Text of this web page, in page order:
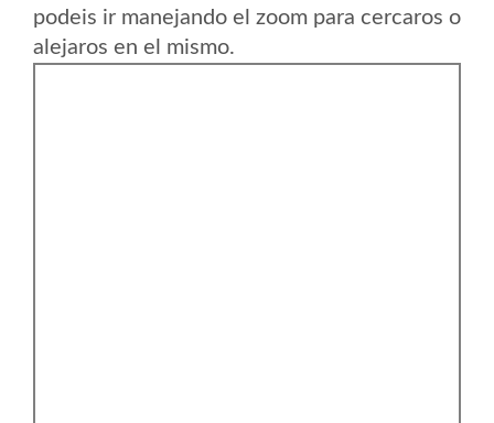
podeis ir manejando el zoom para cercaros o
alejaros en el mismo.